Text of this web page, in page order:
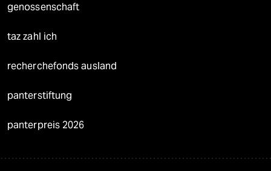
genossenschaft
taz zahl ich
recherchefonds ausland
panterstiftung
panterpreis 2026